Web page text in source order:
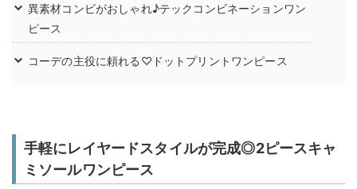
異素材コンビがおしゃれ♪テックコンビネーションワン
ピース
コーデの主役に頼れる♡ドットプリントワンピース
手軽にレイヤードスタイルが完成◎2ピースキャ
ミソールワンピース